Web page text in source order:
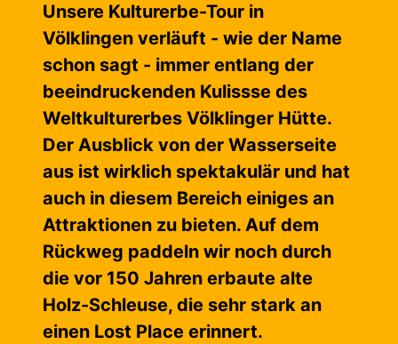
Unsere Kulturerbe-Tour in
Völklingen verläuft - wie der Name
schon sagt - immer entlang der
beeindruckenden Kulissse des
Weltkulturerbes Völklinger Hütte.
Der Ausblick von der Wasserseite
aus ist wirklich spektakulär und hat
auch in diesem Bereich einiges an
Attraktionen zu bieten. Auf dem
Rückweg paddeln wir noch durch
die vor 150 Jahren erbaute alte
Holz-Schleuse, die sehr stark an
einen Lost Place erinnert.